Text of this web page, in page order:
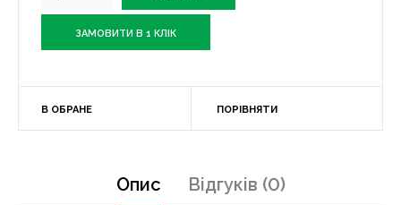
ЗАМОВИТИ В 1 КЛІК
В ОБРАНЕ ПОРІВНЯТИ
Опис Відгуків (0)